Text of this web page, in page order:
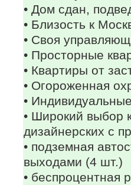
• Дом сдан,
• Близость к
• Своя
• Просторные
• Квартиры от
• Огороженная
•
• Широкий выбор
дизайнерских с
• подземная
выходами (4 шт.)
• беспроцентная